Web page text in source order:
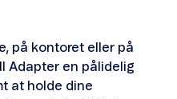
på kontoret eller på
Adapter en pålidelig
at holde dine